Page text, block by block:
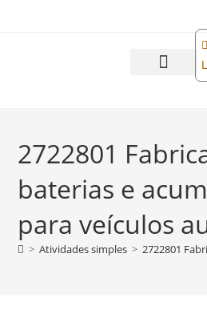
2722801
baterias e
para veículos
> Atividades simples > 2722801